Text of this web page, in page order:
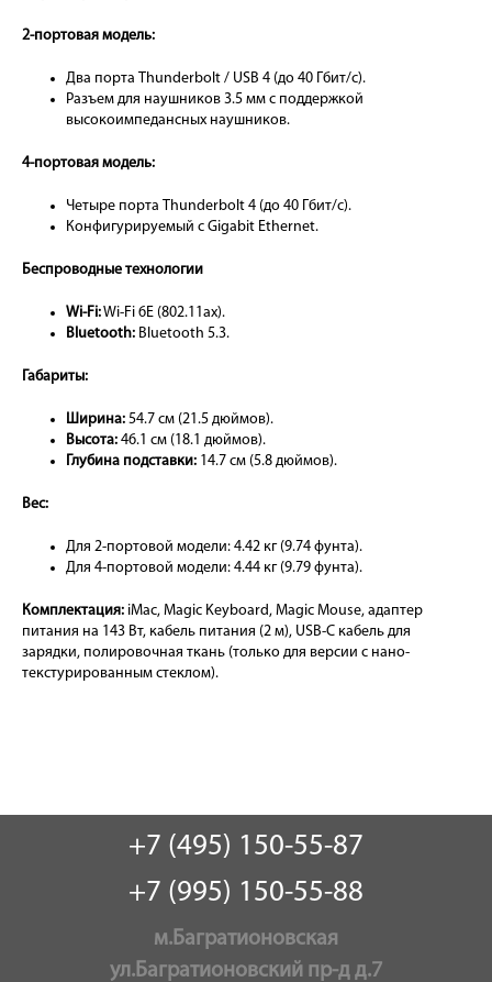
2-портовая модель:
Два порта Thunderbolt / USB 4 (до 40 Гбит/с).
Разъем для наушников 3.5 мм с поддержкой
высокоимпедансных наушников.
4-портовая модель:
Четыре порта Thunderbolt 4 (до 40 Гбит/с).
Конфигурируемый с Gigabit Ethernet.
Беспроводные технологии
Wi-Fi:Wi-Fi 6E (802.11ax).
Bluetooth: Bluetooth 5.3.
Габариты:
Ширина: 54.7 см (21.5 дюймов).
Высота: 46.1 см (18.1 дюймов).
Глубина подставки: 14.7 см (5.8 дюймов).
Вес:
Для 2-портовой модели: 4.42 кг (9.74 фунта).
Для 4-портовой модели: 4.44 кг (9.79 фунта).
Комплектация: iMac, Magic Keyboard, Magic Mouse, адаптер
питания на 143 Вт, кабель питания (2 м), USB-C кабель для
зарядки, полировочная ткань (только для версии с нано-
текстурированным стеклом).
+7 (495) 150-55-87
+7 (995) 150-55-88
м.Багратионовская
ул.Багратионовский пр-д д.7